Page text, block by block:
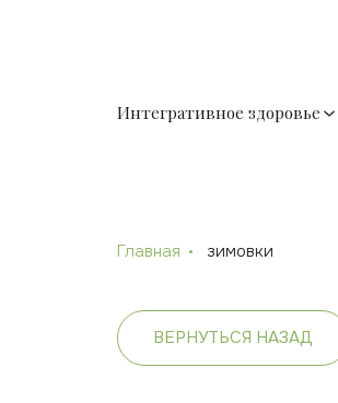
Интегративное здоровье
Главная зимовки
ВЕРНУТЬСЯ НАЗАД